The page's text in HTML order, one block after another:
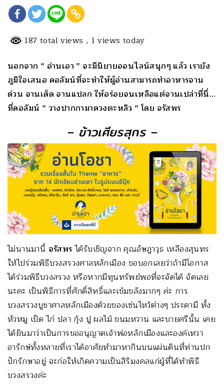
187 total views , 1 views today
นอกจาก “ อ่านเอา ” จะมีนิยายออนไลน์สนุกๆ แล้ว เรายัง
ภูมิใจเสนอ คอลัมน์ที่จะทำให้ผู้อ่านสามารถทำอาหารจาน
ด่วน จานเด็ด จานแปลก ให้อร่อยจนเหลือแต่จานเปล่าที่นี่…
ที่คอลัมน์ “ วางปากกามาควงตะหลิว ” โดย จรัสพร
– ข้าวเศียรสุกร –
ไม่นานมานี้ จรัสพรได้รับเชิญจาก คุณอัษฎาวุธ เหลืองสุนทร
ให้ไปร่วมพิธีบวงสรวงศาลหลักเมือง ขอบอกเลยว่าถ้ามีโอกาส
ได้ร่วมพิธีบวงสรวง หรือหากมีทุนทรัพย์พอที่จะจัดได้ จัดเลย
นะคะ เป็นพิธีการที่ศักดิ์สิทธิ์และเข้มขลังมากๆ ค่ะ การ
บวงสรวงบูชาศาลหลักเมืองด้วยของเซ่นไหว้ต่างๆ ประดามี ทั้ง
หัวหมู เป็ด ไก่ ปลา กุ้ง ปู ผลไม้ ขนมหวาน และบายศรีนั้น เคย
ได้ยินมาว่าเป็นการขออนุญาตเจ้าพ่อหลักเมืองและองค์เทวา
อารักษ์ทั้งหลายที่เราได้อาศัยทำมาหากินบนแผ่นดินที่ท่านปก
ปักรักษาอยู่ จะก่อให้เกิดความเป็นสิริมงคลแก่ผู้ที่ได้ทำพิธี
บวงสรวงค่ะ